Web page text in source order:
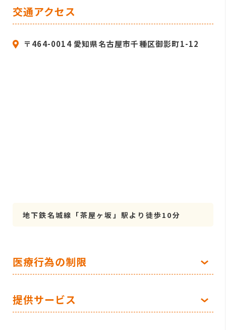
交通アクセス
〒464-0014 愛知県名古屋市千種区御影町1-12
地下鉄名城線「茶屋ヶ坂」駅より徒歩10分
医療行為の制限
提供サービス